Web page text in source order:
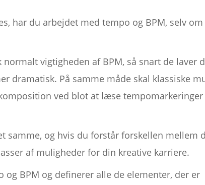
har du arbejdet med tempo og BPM, selv om
vigtigheden af BPM, så snart de laver
dramatisk. På samme måde skal klassiske
ved blot at læse tempomarkeringer
samme, og hvis du forstår forskellen mellem
af muligheder for din kreative karriere.
BPM og definerer alle de elementer, der er